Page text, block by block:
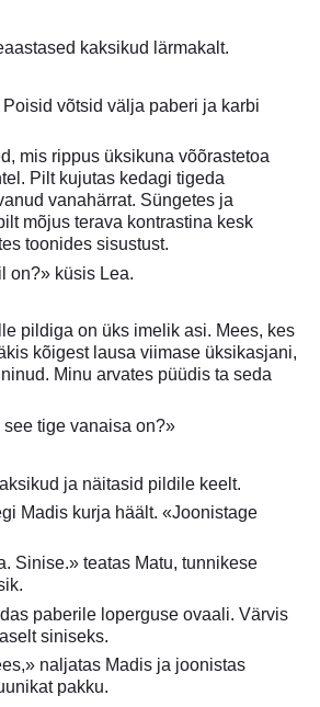
kaksikud lärmakalt.
võtsid välja paberi ja karbi
mis rippus üksikuna võõrastetoa
Pilt kujutas kedagi tigeda
vanahärrat. Süngetes ja
mõjus terava kontrastina kesk
toonides sisustust.
on?» küsis Lea.
pildiga on üks imelik asi. Mees, kes
kõigest lausa viimase üksikasjani,
Minu arvates püüdis ta seda
tige vanaisa on?»
ja näitasid pildile keelt.
Madis kurja häält. «Joonistage
Sinise.» teatas Matu, tunnikese
paberile loperguse ovaali. Värvis
siniseks.
naljatas Madis ja joonistas
pakku.